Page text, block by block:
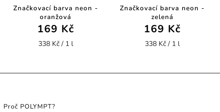
Značkovací barva neon -
oranžová
169 Kč
338 Kč / 1 l
Značkovací barva neon -
zelená
169 Kč
338 Kč / 1 l
Proč POLYMPT?